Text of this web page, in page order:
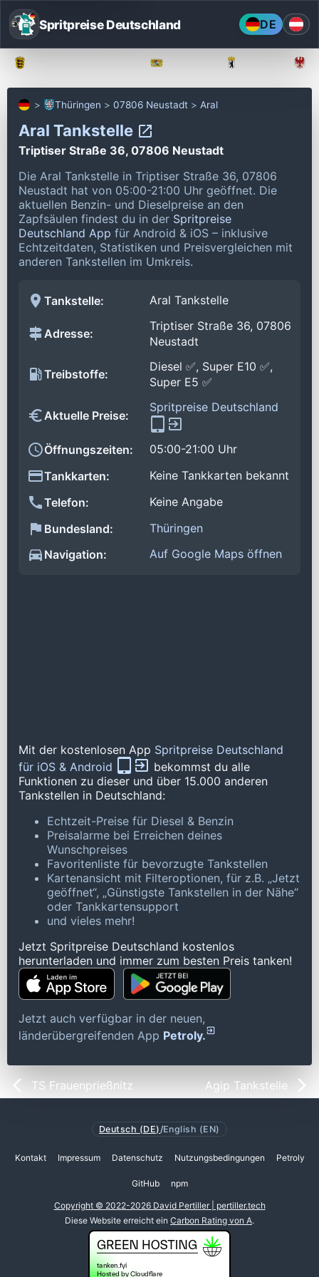
Spritpreise Deutschland DE
Thüringen 07806 Neustadt Aral
Aral Tankstelle
Triptiser Straße 36, 07806 Neustadt
Die Aral Tankstelle in Triptiser Straße 36, 07806
Neustadt hat von 05:00-21:00 Uhr geöffnet. Die
aktuellen Benzin- und Dieselpreise an den
Zapfsäulen findest du in der Spritpreise
Deutschland App für Android & iOS – inklusive
Echtzeitdaten, Statistiken und Preisvergleichen mit
anderen Tankstellen im Umkreis.
Tankstelle: Aral Tankstelle
Adresse:
Triptiser Straße 36, 07806
Neustadt
Treibstoffe:
Diesel ✅, Super E10 ✅,
Super E5 ✅
Aktuelle Preise:
Spritpreise Deutschland
Öffnungszeiten:
05:00-21:00 Uhr
Tankkarten:
Keine Tankkarten bekannt
Telefon:
Keine Angabe
Bundesland:
Thüringen
Navigation:
Auf Google Maps öffnen
Mit der kostenlosen App Spritpreise Deutschland
für iOS & Android
bekommst du alle
Funktionen zu dieser und über 15.000 anderen
Tankstellen in Deutschland:
Echtzeit-Preise für Diesel & Benzin
Preisalarme bei Erreichen deines
Wunschpreises
Favoritenliste für bevorzugte Tankstellen
Kartenansicht mit Filteroptionen, für z.B. „Jetzt
geöffnet“, „Günstigste Tankstellen in der Nähe“
oder Tankkartensupport
und vieles mehr!
Jetzt Spritpreise Deutschland kostenlos
herunterladen und immer zum besten Preis tanken!
Jetzt auch verfügbar in der neuen,
länderübergreifenden App Petroly.
TS Frauenprießnitz Agip Tankstelle
Deutsch (DE) /English (EN)
Kontakt Impressum Datenschutz Nutzungsbedingungen Petroly
GitHub npm
Copyright © 2022-2026 David Pertiller | pertiller.tech
Diese Website erreicht ein Carbon Rating von A.